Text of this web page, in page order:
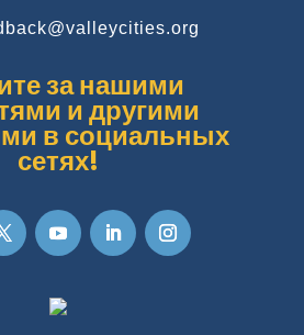
за нашими
и другими
в социальных
сетях!